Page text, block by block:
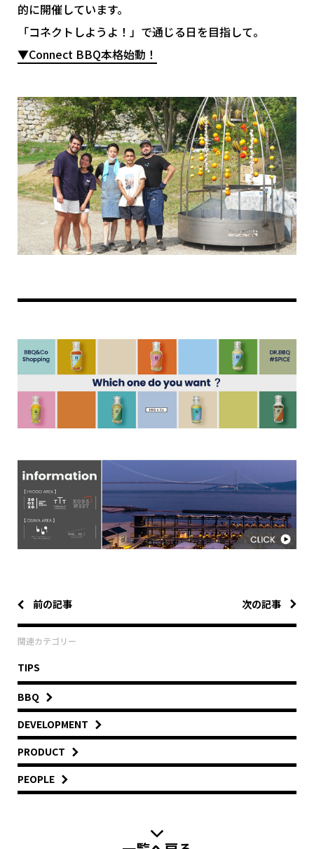
的に開催しています。
「コネクトしようよ！」で通じる日を目指して。
▼Connect BBQ本格始動！
前の記事 次の記事
関連カテゴリー
TIPS
BBQ
DEVELOPMENT
PRODUCT
PEOPLE